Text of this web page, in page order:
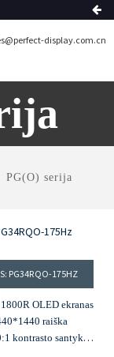
display.com.cn
PG(O) serija
PG34RQO-175HZ
OLED ekranas
raiška
kontrasto santykis